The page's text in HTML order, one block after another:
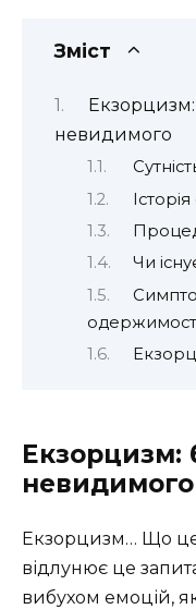
Зміст
Екзорцизм:
невидимого
Чи
Екзорцизм:
невидимого
Екзорцизм… Що
відлунює це
вибухом емоцій,